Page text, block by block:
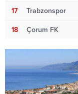
17 Trabzonspor
18 Çorum FK